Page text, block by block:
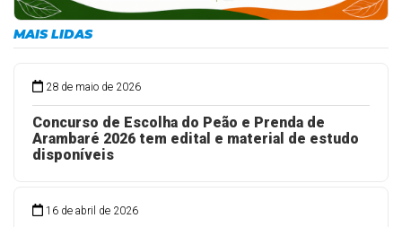
MAIS LIDAS
28 de maio de 2026
Concurso de Escolha do Peão e Prenda de
Arambaré 2026 tem edital e material de estudo
disponíveis
16 de abril de 2026